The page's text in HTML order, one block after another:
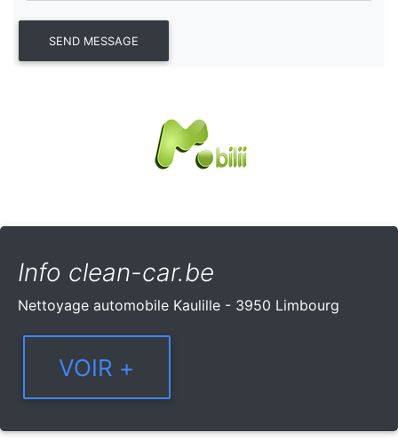
Info clean-car.be
Nettoyage automobile Kaulille - 3950 Limbourg